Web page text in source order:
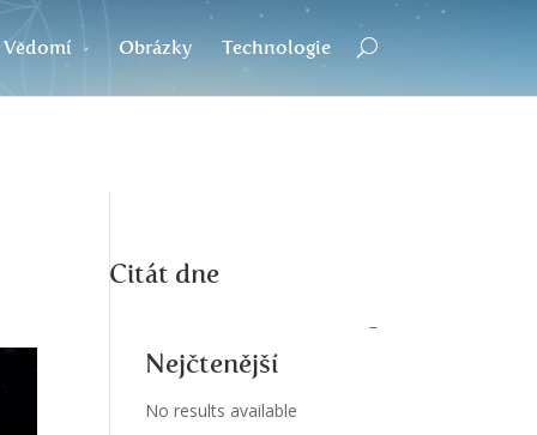
Vědomí Obrázky Technologie
Citát dne
Nejčtenější
No results available